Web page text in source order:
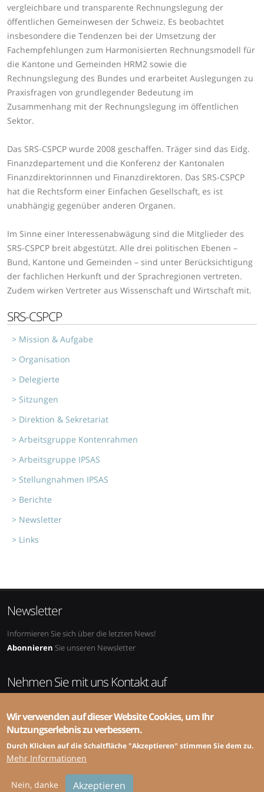
vergleichbare und transparente Rechnungslegung der
öffentlichen Gemeinwesen der Schweiz. Es beobachtet
insbesondere die Tendenzen bei der Umsetzung der
Fachempfehlungen zum Harmonisierten Rechnungsmodell für
die Kantone und Gemeinden HRM2 sowie die
Rechnungslegung des Bundes und erarbeitet Auslegungen zu
Praxisfragen von grundlegender Bedeutung im
Zusammenhang mit der Rechnungslegung im öffentlichen
Sektor.
Das SRS-CSPCP wurde 2008 geschaffen. Träger sind das Eidg.
Finanzdepartement und die Konferenz der Kantonalen
Finanzdirektorinnnen und Finanzdirektoren. Das SRS-CSPCP
hat die Rechtsform einer Einfachen Gesellschaft, es ist
unabhängig gegenüber anderen Organen.
Im Sinne einer Interessenabwägung sind die Mitglieder des
SRS-CSPCP breit abgestützt. Alle drei politischen Ebenen –
Bund, Kantone und Gemeinden – sind unter Berücksichtigung
der fachlichen Herkunft und der Sprachregionen vertreten.
Zudem wirken Vertreter aus Wissenschaft und Wirtschaft mit.
SRS-CSPCP
Mission & Aufgabe
Organisation
Delegierte
Sitzungen
Direktion & Sekretariat
Arbeitsgruppe Kontenrahmen
Arbeitsgruppe IPSAS
Stellungnahmen IPSAS
Berichte
Newsletter
Links
Newsletter
Informieren Sie sich über die letzten News!
Abonnieren Sie unseren Newsletter
Nehmen Sie mit uns Kontakt auf
Abteilung Public Sector, Gertrudstrasse 8, 8400 Winterthur
Telefon:+41 58 934 49 94 (Administration) ou +41 58 934 49 72
(Fachsekretariat)
E-mail: info@srs-cspcp.ch
© Copyright 2026 IDHEAP |Création site internet
Wir verwenden auf dieser Website Cookies, um Ihr
Nutzungserlebnis zu verbessern.
Durch Klicken auf die Schaltfläche "Akzeptieren" stimmen Sie dem zu.
Mehr Informationen
Nein, danke Akzeptieren